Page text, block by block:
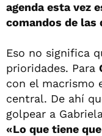
agenda esta vez
comandos de las
Eso no significa
prioridades. Para
con el macrismo
central. De ahí
golpear a
«Lo que tiene